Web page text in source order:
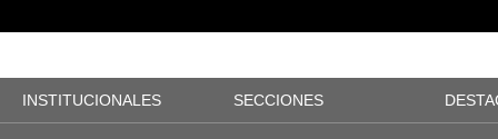
INSTITUCIONALES SECCIONES